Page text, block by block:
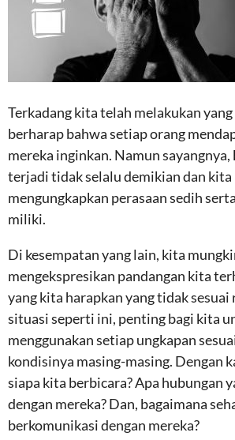
Terkadang kita telah melakukan
berharap bahwa setiap orang
mereka inginkan. Namun sayangnya,
terjadi tidak selalu demikian dan kita
mengungkapkan perasaan sedih
miliki.
Di kesempatan yang lain, kita
mengekspresikan pandangan kita
yang kita harapkan yang tidak sesuai
situasi seperti ini, penting bagi kita
menggunakan setiap ungkapan
kondisinya masing-masing. Dengan
siapa kita berbicara? Apa hubungan
dengan mereka? Dan, bagaimana
berkomunikasi dengan mereka?